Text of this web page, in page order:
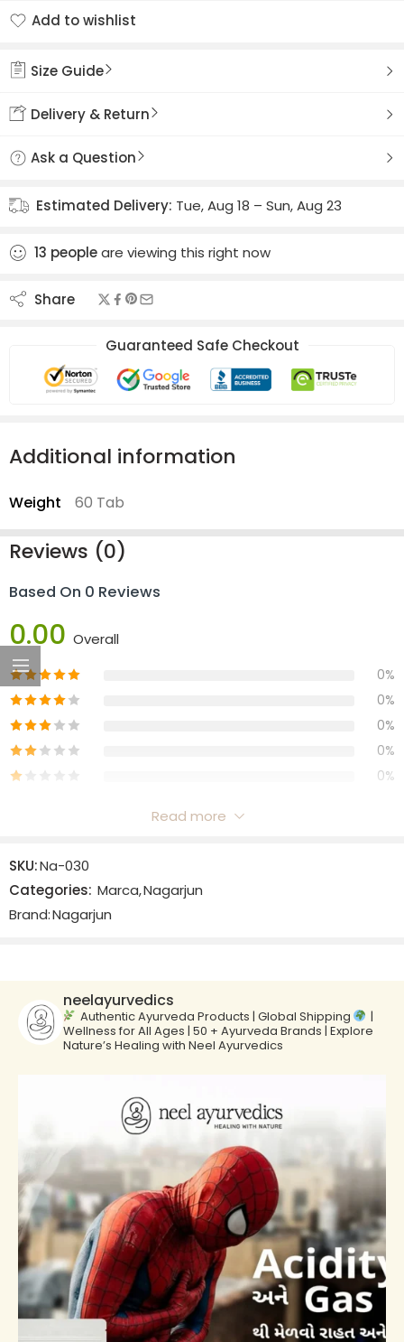
Add to wishlist
Size Guide
Delivery & Return
Ask a Question
Estimated Delivery: Tue, Aug 18 – Sun, Aug 23
13 peopleare viewing this right now
Share
Guaranteed Safe Checkout
Additional information
Weight 60 Tab
Reviews (0)
Based On 0 Reviews
0.00 Overall
0%
0%
0%
0%
0%
There are no reviews yet.
Read more
SKU:Na-030
Categories: Marca,Nagarjun
Brand:Nagarjun
neelayurvedics
Authentic Ayurveda Products | Global Shipping
|
Wellness for All Ages | 50 + Ayurveda Brands | Explore
Nature’s Healing with Neel Ayurvedics